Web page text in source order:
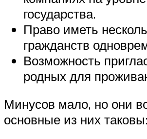
государства.
Право иметь
гражданств
Возможность
родных для
Минусов мало, но они
основные из них таковы: